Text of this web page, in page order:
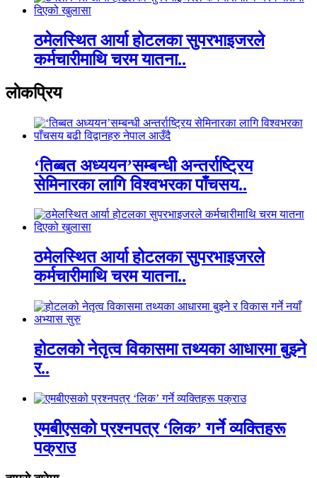
ठमेलस्थित आर्या होटलका सुपरभाइजरले
कर्मचारीमाथि चरम यातना..
लाेकप्रिय
‘तिब्बत अध्ययन’सम्बन्धी अन्तर्राष्ट्रिय
सेमिनारका लागि विश्वभरका पाँचसय..
ठमेलस्थित आर्या होटलका सुपरभाइजरले
कर्मचारीमाथि चरम यातना..
होटलको नेतृत्व विकासमा तथ्यका आधारमा बुझ्ने
र..
एमबीएसको प्रश्नपत्र ‘लिक’ गर्ने व्यक्तिहरू
पक्राउ